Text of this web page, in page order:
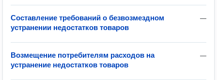
—
Составление требований о безвозмездном
устранении недостатков товаров
—
Возмещение потребителям расходов на
устранение недостатков товаров